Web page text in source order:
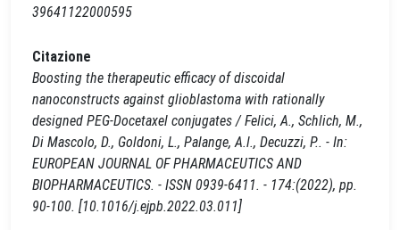
39641122000595
Citazione
Boosting the therapeutic efficacy of discoidal
nanoconstructs against glioblastoma with rationally
designed PEG-Docetaxel conjugates / Felici, A., Schlich, M.,
Di Mascolo, D., Goldoni, L., Palange, A.l., Decuzzi, P.. - In:
EUROPEAN JOURNAL OF PHARMACEUTICS AND
BIOPHARMACEUTICS. - ISSN 0939-6411. - 174:(2022), pp.
90-100. [10.1016/j.ejpb.2022.03.011]